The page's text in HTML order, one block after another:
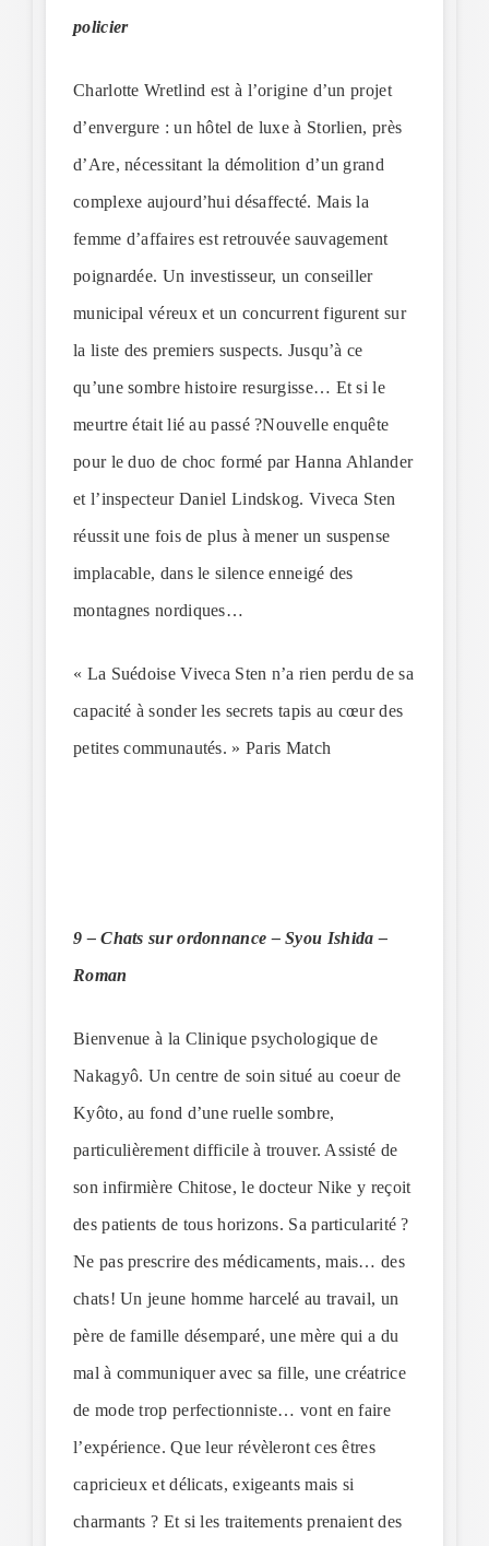
policier
Charlotte Wretlind est à l’origine d’un projet
d’envergure : un hôtel de luxe à Storlien, près
d’Are, nécessitant la démolition d’un grand
complexe aujourd’hui désaffecté. Mais la
femme d’affaires est retrouvée sauvagement
poignardée. Un investisseur, un conseiller
municipal véreux et un concurrent figurent sur
la liste des premiers suspects. Jusqu’à ce
qu’une sombre histoire resurgisse… Et si le
meurtre était lié au passé ?Nouvelle enquête
pour le duo de choc formé par Hanna Ahlander
et l’inspecteur Daniel Lindskog. Viveca Sten
réussit une fois de plus à mener un suspense
implacable, dans le silence enneigé des
montagnes nordiques…
« La Suédoise Viveca Sten n’a rien perdu de sa
capacité à sonder les secrets tapis au cœur des
petites communautés. » Paris Match
9 – Chats sur ordonnance – Syou Ishida –
Roman
Bienvenue à la Clinique psychologique de
Nakagyô. Un centre de soin situé au coeur de
Kyôto, au fond d’une ruelle sombre,
particulièrement difficile à trouver. Assisté de
son infirmière Chitose, le docteur Nike y reçoit
des patients de tous horizons. Sa particularité ?
Ne pas prescrire des médicaments, mais… des
chats! Un jeune homme harcelé au travail, un
père de famille désemparé, une mère qui a du
mal à communiquer avec sa fille, une créatrice
de mode trop perfectionniste… vont en faire
l’expérience. Que leur révèleront ces êtres
capricieux et délicats, exigeants mais si
charmants ? Et si les traitements prenaient des